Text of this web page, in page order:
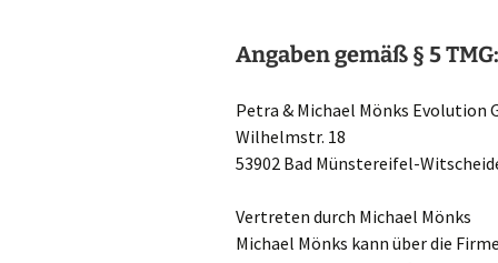
Angaben gemäß § 5 TMG:
Petra & Michael Mönks Evolution
Wilhelmstr. 18
53902 Bad Münstereifel-
Vertreten durch Michael Mönks
Michael Mönks kann über die